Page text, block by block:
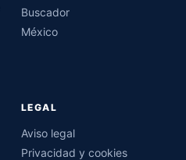
Buscador
México
LEGAL
Aviso legal
Privacidad y cookies